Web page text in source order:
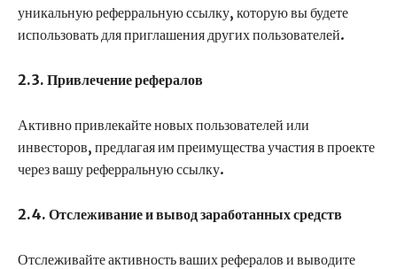
уникальную реферральную ссылку, которую вы будете
использовать для приглашения других пользователей.
2.3. Привлечение рефералов
Активно привлекайте новых пользователей или
инвесторов, предлагая им преимущества участия в проекте
через вашу реферральную ссылку.
2.4. Отслеживание и вывод заработанных средств
Отслеживайте активность ваших рефералов и выводите